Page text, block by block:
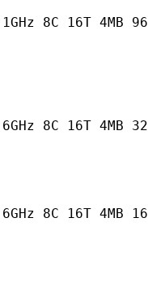
8C 16T 4MB
8C 16T 4MB
8C 16T 4MB